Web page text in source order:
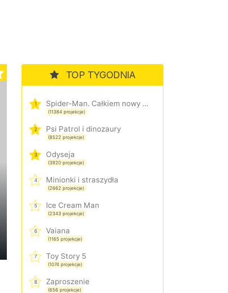
TOP TYGODNIA
1 Spider-Man. Całkiem nowy dzień
(11384 projekcje)
2 Psi Patrol i dinozaury
(8522 projekcje)
3 Odyseja
(3920 projekcje)
4 Minionki i straszydła
(2662 projekcje)
5 Ice Cream Man
(2343 projekcje)
6 Vaiana
(1165 projekcje)
7 Toy Story 5
(1074 projekcje)
8 Zaproszenie
(656 projekcje)